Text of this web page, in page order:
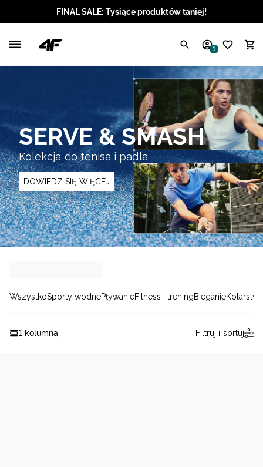
FINAL SALE: Tysiące produktów taniej!
1
SERVE & SMASH
Kolekcja do tenisa i padla
DOWIEDZ SIĘ WIĘCEJ
WszystkoSporty wodnePływanieFitness i treningBieganie
1 kolumna Filtruj i sortuj
Angielski / USD
Angielski / GBP
Chorwacki / EUR
Czeski / CZK
Litewski / EUR
Łotewski / EUR
Rumuński / RON